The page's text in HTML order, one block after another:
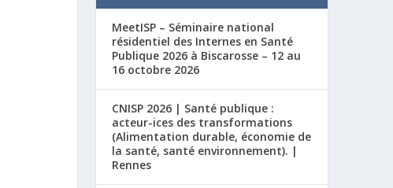
MeetISP – Séminaire national
résidentiel des Internes en Santé
Publique 2026 à Biscarosse – 12 au
16 octobre 2026
CNISP 2026 | Santé publique :
acteur-ices des transformations
(Alimentation durable, économie de
la santé, santé environnement). |
Rennes